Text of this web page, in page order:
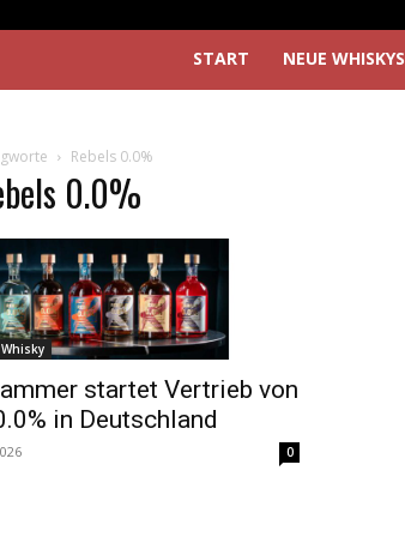
START NEUE WHISKYS
Rebels 0.0%
0.0%
startet Vertrieb von
in Deutschland
0